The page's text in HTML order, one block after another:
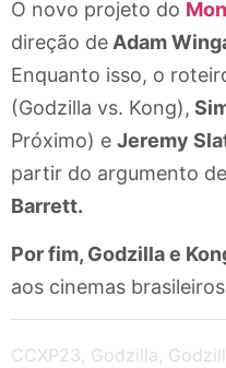
O novo projeto do
direção de Adam
Enquanto isso, o
(Godzilla vs. Kong),
Próximo) e Jeremy
partir do argumento de
Barrett.
Por fim, Godzilla e
aos cinemas
CCXP23, Godzilla,